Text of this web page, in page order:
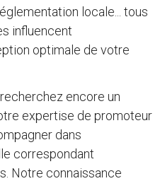
locale... tous
influencent
optimale de votre
encore un
expertise de promoteur
dans
correspondant
Notre connaissance